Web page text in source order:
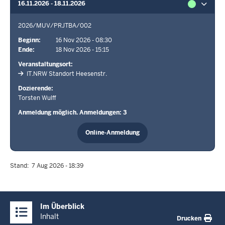
16.11.2026 - 18.11.2026
2026/MUV/PRJTBA/002
Beginn
16 Nov 2026 - 08:30
Ende
18 Nov 2026 - 15:15
Veranstaltungsort
IT.NRW Standort Heesenstr.
Dozierende
Torsten Wulff
Anmeldung möglich. Anmeldungen: 3
Online-Anmeldung
Stand 7 Aug 2026 - 18:39
Inhalte
Im Überblick
Inhalt
Drucken